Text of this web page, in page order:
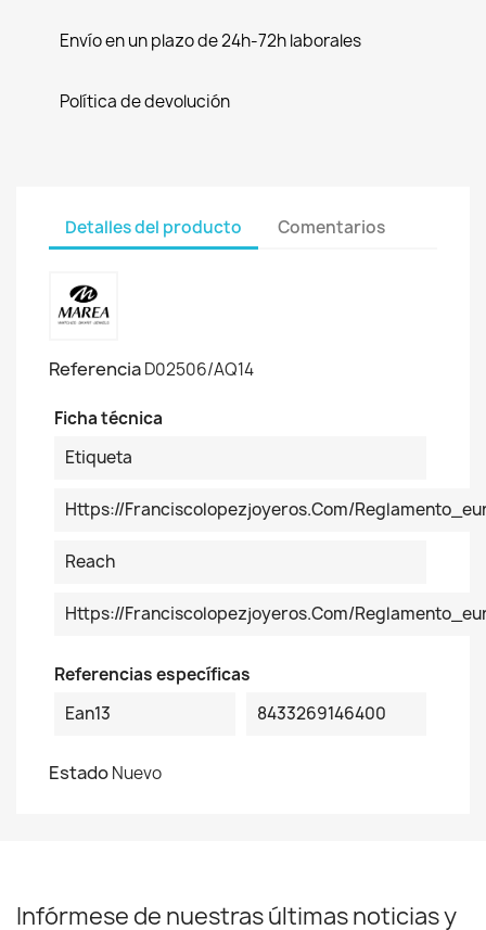
Envío en un plazo de 24h-72h laborales
Política de devolución
Detalles del producto Comentarios
ReferenciaD02506/AQ14
Ficha técnica
Etiqueta
Https://franciscolopezjoyeros.com/
Reach
Https://franciscolopezjoyeros.com/
Referencias específicas
Ean13
8433269146400
EstadoNuevo
Infórmese de nuestras últimas noticias y